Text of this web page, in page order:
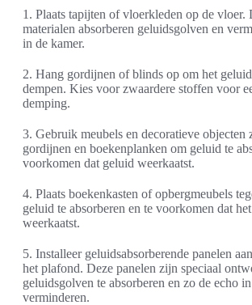
1. Plaats tapijten of vloerkleden op de vloer.
materialen absorberen geluidsgolven en
in de kamer.
2. Hang gordijnen of blinds op om het
dempen. Kies voor zwaardere stoffen voor
demping.
3. Gebruik meubels en decoratieve objecten
gordijnen en boekenplanken om geluid te
voorkomen dat geluid weerkaatst.
4. Plaats boekenkasten of opbergmeubels
geluid te absorberen en te voorkomen dat
weerkaatst.
5. Installeer geluidsabsorberende panelen
het plafond. Deze panelen zijn speciaal
geluidsgolven te absorberen en zo de echo
verminderen.